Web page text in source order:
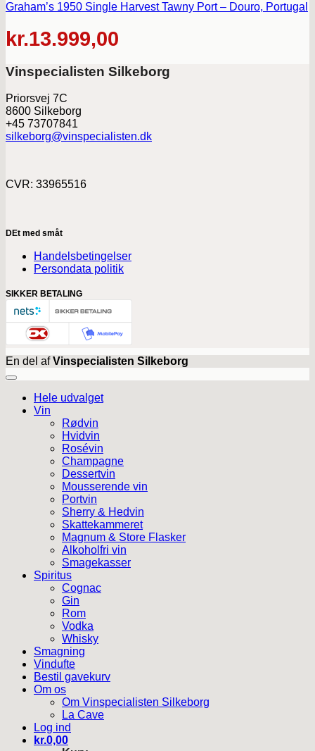
Graham’s 1950 Single Harvest Tawny Port – Douro, Portugal
kr.13.999,00
Vinspecialisten Silkeborg
Priorsvej 7C
8600 Silkeborg
+45 73707841
silkeborg@vinspecialisten.dk
CVR: 33965516
DEt med småt
Handelsbetingelser
Persondata politik
SIKKER BETALING
En del afVinspecialisten Silkeborg
Hele udvalget
Vin
Rødvin
Hvidvin
Rosévin
Champagne
Dessertvin
Mousserende vin
Portvin
Sherry & Hedvin
Skattekammeret
Magnum & Store Flasker
Alkoholfri vin
Smagekasser
Spiritus
Cognac
Gin
Rom
Vodka
Whisky
Smagning
Vindufte
Bestil gavekurv
Om os
Om Vinspecialisten Silkeborg
La Cave
Log ind
kr.0,00